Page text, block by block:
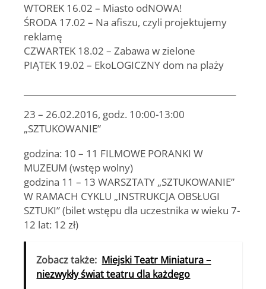
WTOREK 16.02 – Miasto odNOWA!
ŚRODA 17.02 – Na afiszu, czyli projektujemy
reklamę
CZWARTEK 18.02 – Zabawa w zielone
PIĄTEK 19.02 – EkoLOGICZNY dom na plaży
23 – 26.02.2016, godz. 10:00-13:00
„SZTUKOWANIE”
godzina: 10 – 11 FILMOWE PORANKI W
MUZEUM (wstęp wolny)
godzina 11 – 13 WARSZTATY „SZTUKOWANIE”
W RAMACH CYKLU „INSTRUKCJA OBSŁUGI
SZTUKI” (bilet wstępu dla uczestnika w wieku 7-
12 lat: 12 zł)
Zobacz także: Miejski Teatr Miniatura –
niezwykły świat teatru dla każdego